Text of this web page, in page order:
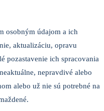
osobným údajom a ich
aktualizáciu, opravu
pozastavenie ich spracovania
nepravdivé alebo
alebo už nie sú potrebné na